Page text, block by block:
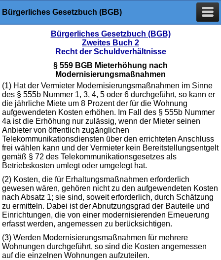
Bürgerliches Gesetzbuch (BGB)
Bürgerliches Gesetzbuch (BGB)
Zweites Buch 2
Recht der Schuldverhältnisse
§ 559 BGB Mieterhöhung nach
Modernisierungsmaßnahmen
(1) Hat der Vermieter Modernisierungsmaßnahmen im Sinne
des § 555b Nummer 1, 3, 4, 5 oder 6 durchgeführt, so kann er
die jährliche Miete um 8 Prozent der für die Wohnung
aufgewendeten Kosten erhöhen. Im Fall des § 555b Nummer
4a ist die Erhöhung nur zulässig, wenn der Mieter seinen
Anbieter von öffentlich zugänglichen
Telekommunikationsdiensten über den errichteten Anschluss
frei wählen kann und der Vermieter kein Bereitstellungsentgelt
gemäß § 72 des Telekommunikationsgesetzes als
Betriebskosten umlegt oder umgelegt hat.
(2) Kosten, die für Erhaltungsmaßnahmen erforderlich
gewesen wären, gehören nicht zu den aufgewendeten Kosten
nach Absatz 1; sie sind, soweit erforderlich, durch Schätzung
zu ermitteln. Dabei ist der Abnutzungsgrad der Bauteile und
Einrichtungen, die von einer modernisierenden Erneuerung
erfasst werden, angemessen zu berücksichtigen.
(3) Werden Modernisierungsmaßnahmen für mehrere
Wohnungen durchgeführt, so sind die Kosten angemessen
auf die einzelnen Wohnungen aufzuteilen.